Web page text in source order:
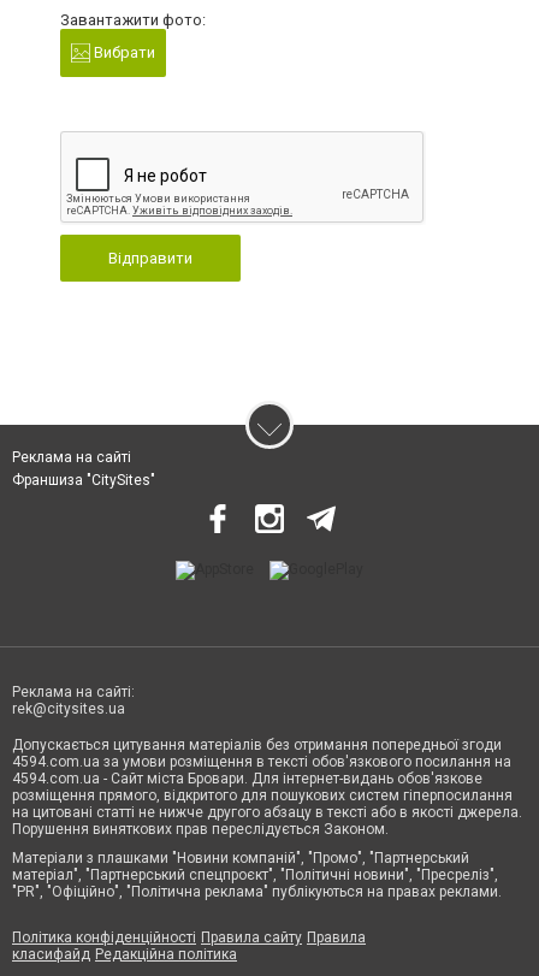
Завантажити фото:
Вибрати
Відправити
Реклама на сайті
Франшиза "CitySites"
Реклама на сайті:
rek@citysites.ua
Допускається цитування матеріалів без отримання попередньої згоди
4594.com.ua за умови розміщення в тексті обов'язкового посилання на
4594.com.ua - Сайт міста Бровари. Для інтернет-видань обов'язкове
розміщення прямого, відкритого для пошукових систем гіперпосилання
на цитовані статті не нижче другого абзацу в тексті або в якості джерела.
Порушення виняткових прав переслідується Законом.
Матеріали з плашками "Новини компаній", "Промо", "Партнерський
матеріал", "Партнерський спецпроєкт", "Політичні новини", "Пресреліз",
"PR", "Офіційно", "Політична реклама" публікуються на правах реклами.
Політика конфіденційності Правила сайту Правила
класифайд Редакційна політика